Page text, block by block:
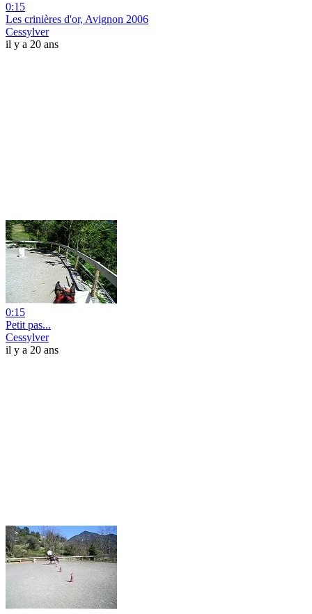
0:15
Les crinières d'or, Avignon 2006
Cessylver
il y a 20 ans
0:15
Petit pas...
Cessylver
il y a 20 ans